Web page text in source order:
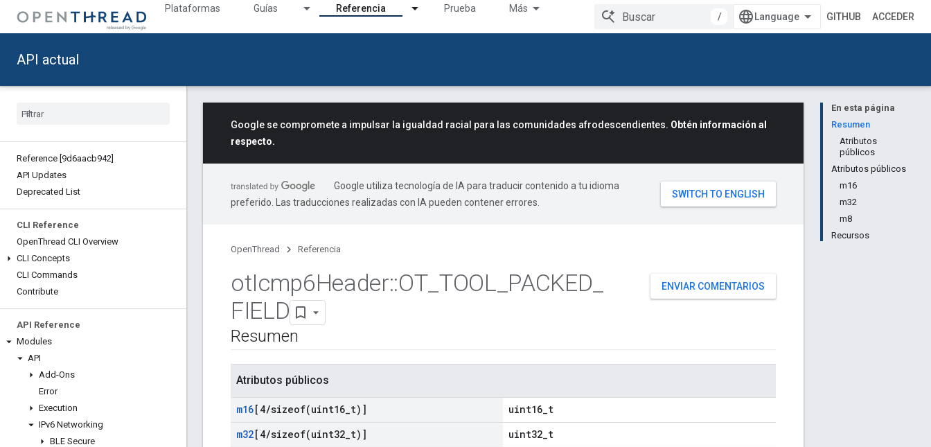
Plataformas Guías Referencia Prueba Más
/ GITHUB ACCEDER
API actual
Reference [9d6aacb942]
API Updates
Deprecated List
CLI Reference
OpenThread CLI Overview
CLI Concepts
CLI Commands
Contribute
API Reference
Modules
API
Add-Ons
Error
Execution
IPv6 Networking
BLE Secure
En esta página
Resumen
Atributos
públicos
Atributos públicos
m16
m32
m8
Recursos
Google se compromete a impulsar la igualdad racial para las comunidades afrodescendientes. Obtén información al
respecto.
Google utiliza tecnología de IA para traducir contenido a tu idioma
preferido. Las traducciones realizadas con IA pueden contener errores.
OpenThread Referencia
ENVIAR COMENTARIOS
otIcmp6Header::OT_ TOOL PACKED
FIELD
Resumen
Atributos públicos
m16[4/sizeof(uint16 t)]
uint16_t
m32[4/sizeof(uint32 t)]
uint32_t